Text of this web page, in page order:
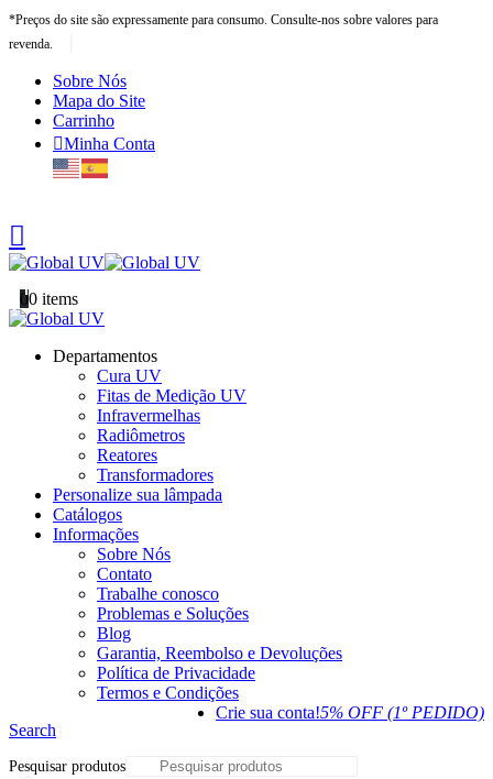
*Preços do site são expressamente para consumo. Consulte-nos sobre valores para
revenda.
Sobre Nós
Mapa do Site
Carrinho
Minha Conta
00 items
Departamentos
Cura UV
Fitas de Medição UV
Infravermelhas
Radiômetros
Reatores
Transformadores
Personalize sua lâmpada
Catálogos
Informações
Sobre Nós
Contato
Trabalhe conosco
Problemas e Soluções
Blog
Garantia, Reembolso e Devoluções
Política de Privacidade
Termos e Condições
Crie sua conta!5% OFF (1º PEDIDO)
Search
Pesquisar produtos